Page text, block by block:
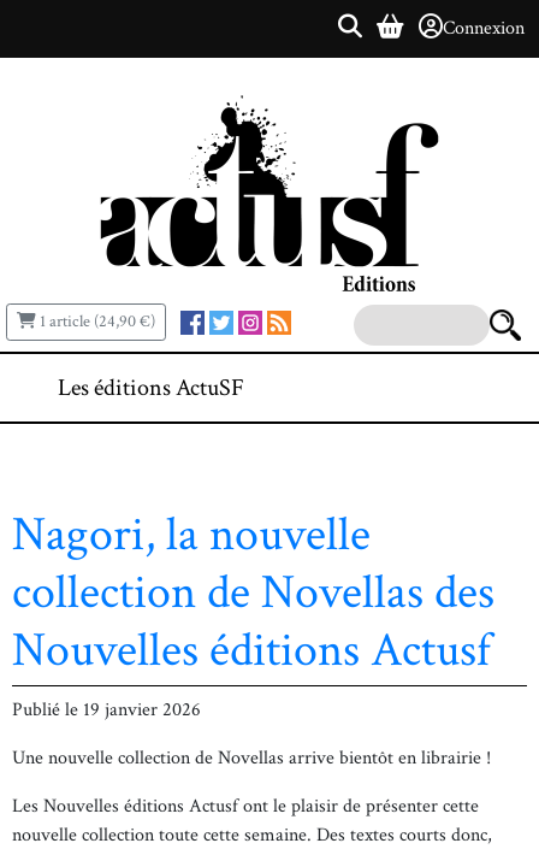
Connexion
1 article (24,90 €)
Les éditions ActuSF
Nagori, la nouvelle
collection de Novellas des
Nouvelles éditions Actusf
Publié le 19 janvier 2026
Une nouvelle collection de Novellas arrive bientôt en librairie !
Les Nouvelles éditions Actusf ont le plaisir de présenter cette
nouvelle collection toute cette semaine. Des textes courts donc,